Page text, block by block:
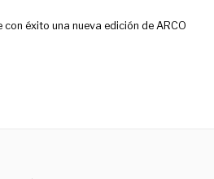
éxito una nueva edición de ARCO